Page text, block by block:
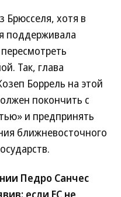
Брюсселя, хотя в
поддерживала
Так, глава
Боррель на этой
покончить с
и предпринять
ближневосточного
Педро Санчес
если ЕС не